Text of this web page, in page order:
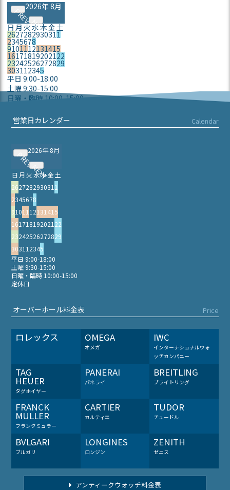
PREV
2026年 8月
NEXT
日月火水木金土
2627282930311
2345678
9101112131415
16171819202122
23242526272829
303112345
平日 9:00-18:00
土曜 9:30-15:00
日曜・臨時 10:00-15:00
営業日カレンダー
Calendar
PREV
2026年 8月
NEXT
日 月 火 水木金 土
262728293031 1
2345678
91011 12131415
161718192021 22
23242526272829
3031 1 2345
平日 9:00-18:00
土曜 9:30-15:00
日曜・臨時 10:00-15:00
定休日
オーバーホール料金表 Price
ロレックス OMEGA
オメガ
IWC
インターナショナルウォ
ッチカンパニー
TAG
HEUER
タグホイヤー
PANERAI
パネライ
BREITLING
ブライトリング
FRANCK
MULLER
フランクミュラー
CARTIER
カルティエ
TUDOR
チュードル
BVLGARI
ブルガリ
LONGINES
ロンジン
ZENITH
ゼニス
アンティークウォッチ料金表